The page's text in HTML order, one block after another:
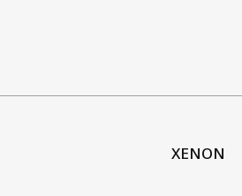
XENON